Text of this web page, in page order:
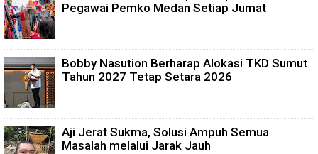
Pegawai Pemko Medan Setiap Jumat
Bobby Nasution Berharap Alokasi TKD Sumut
Tahun 2027 Tetap Setara 2026
Aji Jerat Sukma, Solusi Ampuh Semua
Masalah melalui Jarak Jauh